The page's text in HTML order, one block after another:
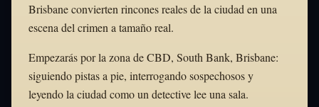
Brisbane convierten rincones reales de la ciudad en una
escena del crimen a tamaño real.
Empezarás por la zona de CBD, South Bank, Brisbane:
siguiendo pistas a pie, interrogando sospechosos y
leyendo la ciudad como un detective lee una sala.